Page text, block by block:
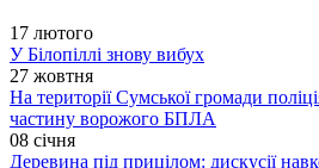
17 лютого
У Білопіллі знову вибух
27 жовтня
На території Сумської громади
частину ворожого БПЛА
08 січня
Деревина під прицілом: дискусії